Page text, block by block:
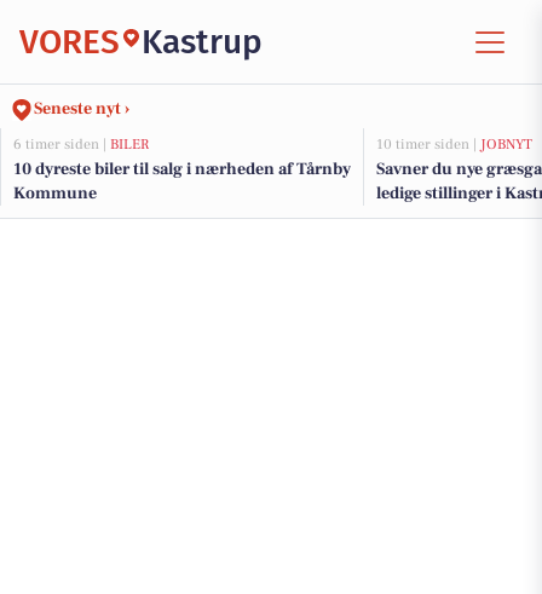
VORES Kastrup
Seneste nyt ›
6 timer siden | BILER
10 dyreste biler til salg i nærheden af Tårnby
Kommune
10 timer siden | JOBNYT
Savner du nye
ledige stillinger i